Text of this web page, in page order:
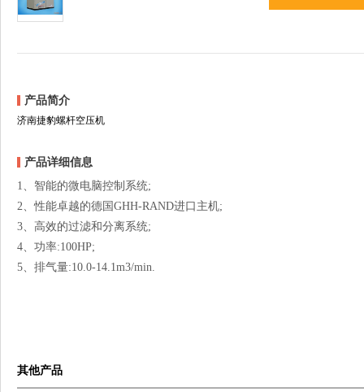
产品简介
济南捷豹螺杆空压机
产品详细信息
1、智能的微电脑控制系统;
2、性能卓越的德国GHH-RAND进口主机;
3、高效的过滤和分离系统;
4、功率:100HP;
5、排气量:10.0-14.1m3/min.
其他产品